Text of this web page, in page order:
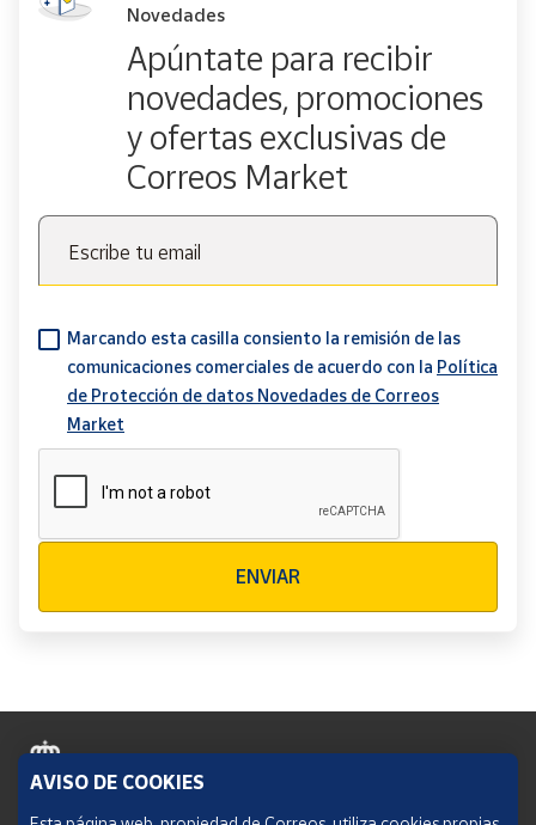
Novedades
Apúntate para recibir
novedades, promociones
y ofertas exclusivas de
Correos Market
Escribe tu email
Marcando esta casilla consiento la remisión de las
comunicaciones comerciales de acuerdo con la Política
de Protección de datos Novedades de Correos
Market
ENVIAR
Política de cookies
AVISO DE COOKIES